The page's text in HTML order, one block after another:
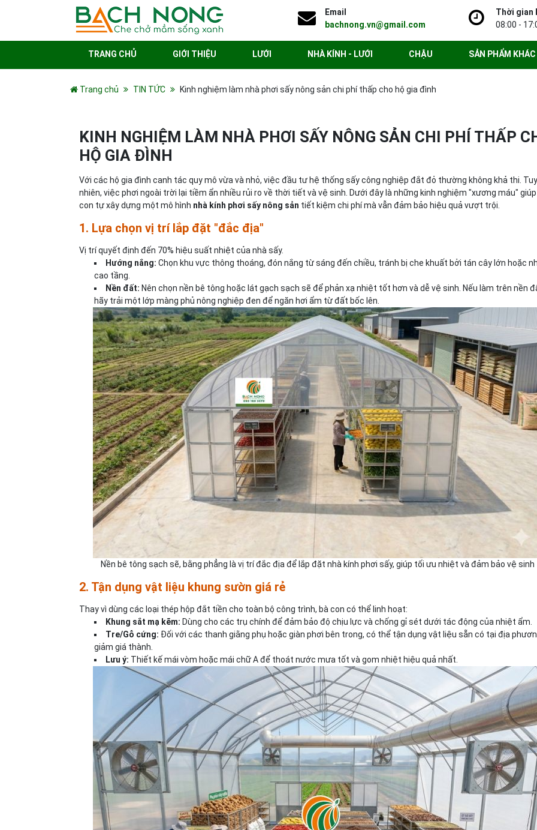
Email
bachnong.vn@gmail.com
Thời gian
08:00 -
TRANG CHỦ GIỚI THIỆU LƯỚI NHÀ KÍNH - LƯỚI CHẬU SẢN PHẨM KHÁC
Trang chủ TIN TỨC Kinh nghiệm làm nhà phơi sấy nông sản chi phí thấp cho hộ gia đình
KINH NGHIỆM LÀM NHÀ PHƠI SẤY NÔNG SẢN CHI PHÍ THẤP
HỘ GIA ĐÌNH
Với các hộ gia đình canh tác quy mô vừa và nhỏ, việc đầu tư hệ thống sấy công nghiệp đắt đỏ thường không khả thi. Tuy
nhiên, việc phơi ngoài trời lại tiềm ẩn nhiều rủi ro về thời tiết và vệ sinh. Dưới đây là những kinh nghiệm "xương máu"
con tự xây dựng một mô hình nhà kính phơi sấy nông sản tiết kiệm chi phí mà vẫn đảm bảo hiệu quả vượt trội.
1. Lựa chọn vị trí lắp đặt "đắc địa"
Vị trí quyết định đến 70% hiệu suất nhiệt của nhà sấy.
Hướng nắng: Chọn khu vực thông thoáng, đón nắng từ sáng đến chiều, tránh bị che khuất bởi tán cây lớn hoặc
cao tầng.
Nền đất: Nên chọn nền bê tông hoặc lát gạch sạch sẽ để phản xạ nhiệt tốt hơn và dễ vệ sinh. Nếu làm trên nền
hãy trải một lớp màng phủ nông nghiệp đen để ngăn hơi ẩm từ đất bốc lên.
Nền bê tông sạch sẽ, bằng phẳng là vị trí đắc địa để lắp đặt nhà kính phơi sấy, giúp tối ưu nhiệt và đảm bảo vệ sinh
2. Tận dụng vật liệu khung sườn giá rẻ
Thay vì dùng các loại thép hộp đắt tiền cho toàn bộ công trình, bà con có thể linh hoạt:
Khung sắt mạ kẽm: Dùng cho các trụ chính để đảm bảo độ chịu lực và chống gỉ sét dưới tác động của nhiệt ẩm.
Tre/Gỗ cứng: Đối với các thanh giằng phụ hoặc giàn phơi bên trong, có thể tận dụng vật liệu sẵn có tại địa
giảm giá thành.
Lưu ý: Thiết kế mái vòm hoặc mái chữ A để thoát nước mưa tốt và gom nhiệt hiệu quả nhất.